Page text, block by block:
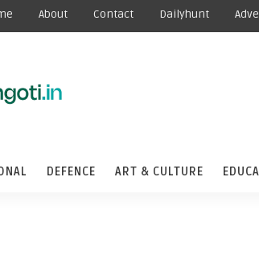
About Contact Dailyhunt
DEFENCE ART & CULTURE